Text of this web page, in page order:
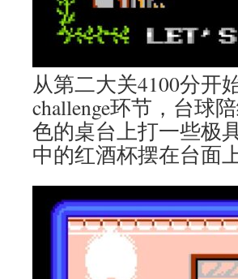
从第二大关4100分开
challenge环节，台球
色的桌台上打一些极
中的红酒杯摆在台面